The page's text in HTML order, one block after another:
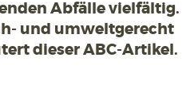
Abfälle vielfältig.
und umweltgerecht
dieser ABC-Artikel.